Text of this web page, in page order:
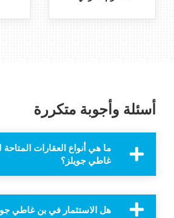
أسئلة وأجوبة متكررة
ما هي أنواع العقارات
غاطي جويلز؟
هل الاستثمار في بن غاطي